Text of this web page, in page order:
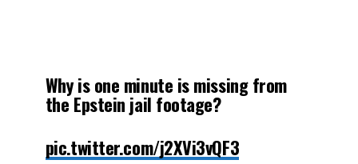
Why is one minute is missing from
the Epstein jail footage?
pic.twitter.com/j2XVi3vQF3